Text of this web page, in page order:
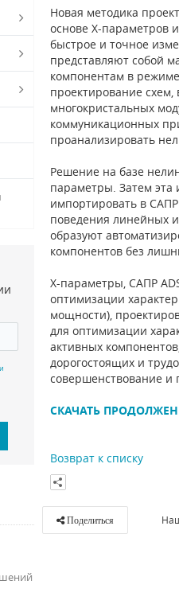
Новая методика
основе X­-параметров
быстрое и точное
представляют собой
компонентам в
проектирование
многокристальных
коммуникационных
проанализировать
Решение на базе
параметры. Затем эта
импортировать в
поведения линейных
образуют
компонентов без
X-­параметры, САПР
оптимизации
мощности),
для оптимизации
активных
дорогостоящих и
совершенствование и
СКАЧАТЬ
Возврат к списку
Поделиться